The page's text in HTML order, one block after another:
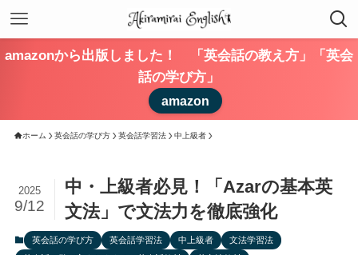
amazonから出版しました！ 「英会話の教え方」「英会
話の学び方」
amazon
ホーム 英会話の学び方 英会話学習法 中上級者
中・上級者必見！「Azarの基本英
文法」で文法力を徹底強化
2025
9/12
英会話の学び方 英会話学習法 中上級者
文法学習法